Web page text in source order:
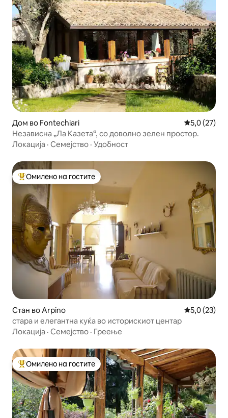
Дом во Fontechiari Просечна
5,0 (27)
Независна „Ла Казета“, со доволно зелен простор.
Локација · Семејство · Удобност
Меѓу најуспешните „Омилени на гостите“
Омилено на гостите
Стан во Arpino Просечна
5,0 (23)
стара и елегантна куќа во историскиот центар
Локација · Семејство · Греење
Меѓу најуспешните „Омилени на гостите“
Омилено на гостите